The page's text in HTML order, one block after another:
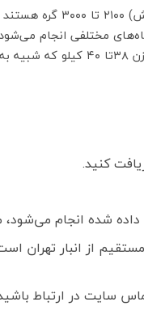
کنید.
می‌شود، مبلغ بیعانه
از انبار تهران
سایت در ارتباط